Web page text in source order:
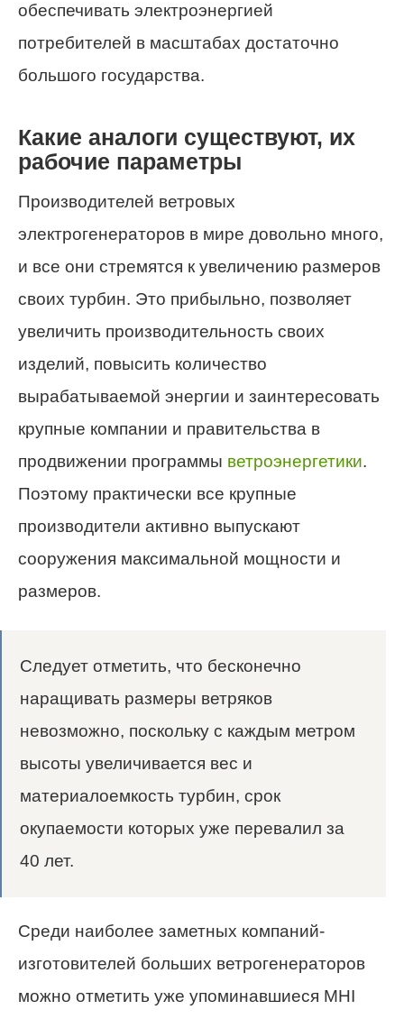
обеспечивать электроэнергией
потребителей в масштабах достаточно
большого государства.
Какие аналоги существуют, их
рабочие параметры
Производителей ветровых
электрогенераторов в мире довольно много,
и все они стремятся к увеличению размеров
своих турбин. Это прибыльно, позволяет
увеличить производительность своих
изделий, повысить количество
вырабатываемой энергии и заинтересовать
крупные компании и правительства в
продвижении программы ветроэнергетики.
Поэтому практически все крупные
производители активно выпускают
сооружения максимальной мощности и
размеров.
Следует отметить, что бесконечно
наращивать размеры ветряков
невозможно, поскольку с каждым метром
высоты увеличивается вес и
материалоемкость турбин, срок
окупаемости которых уже перевалил за
40 лет.
Среди наиболее заметных компаний-
изготовителей больших ветрогенераторов
можно отметить уже упоминавшиеся MHI